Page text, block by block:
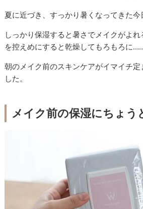
夏に近づき、すっかり暑くなってきた今
しっかり保湿すると暑さでメイクがよ
を控えめにすると乾燥してもろもろに……
朝のメイク前のスキンケアがイマイチ定
した。
メイク前の保湿にちょう